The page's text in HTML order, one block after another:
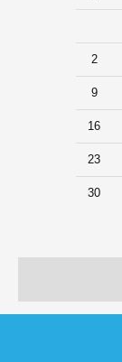
2
9
16
23
30